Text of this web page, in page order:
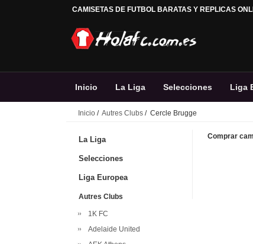
CAMISETAS DE FUTBOL BARATAS Y REPLICAS
Inicio La Liga Selecciones Liga
Inicio / Autres Clubs / Cercle Brugge
La Liga
Selecciones
Liga Europea
Autres Clubs
1K FC
Adelaide United
Comprar